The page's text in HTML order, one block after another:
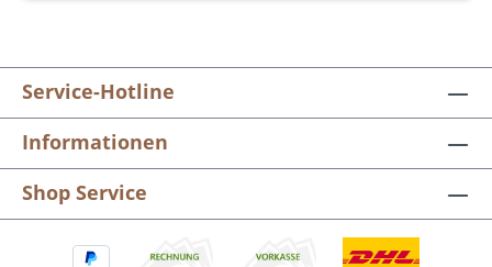
Service-Hotline
Informationen
Shop Service